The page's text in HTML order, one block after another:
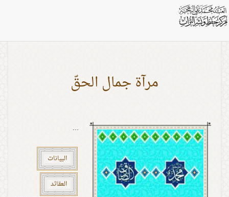
اشخاص: النبيّ الأكرم
مرآة جمال الحقّ
...
البيانات
العقائد